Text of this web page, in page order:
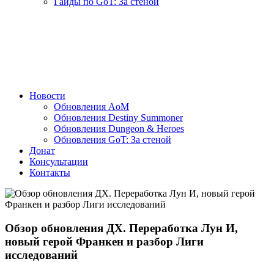
Новости
Обновления AoM
Обновления Destiny Summoner
Обновления Dungeon & Heroes
Обновления GoT: За стеной
Донат
Консультации
Контакты
Обзор обновления ДХ. Переработка Лун И,
новый герой Франкен и разбор Лиги
исследований